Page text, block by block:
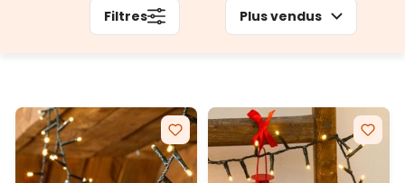
guirlandes sont alimentées à piles d'autres sont
alimentées sur secteur.
Filtres Plus vendus